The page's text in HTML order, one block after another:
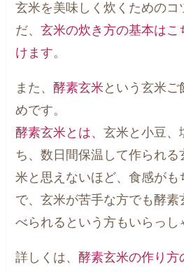
玄米を美味しく炊くためのコ
だ、玄米の炊き方の基本は
けます。
また、 酵素玄米 という玄米
めです。
酵素玄米とは、玄米と小豆、
ち、数日間保温して作られ
米と思えないほど、食感が
で、玄米が苦手な方でも酵素
べられるという方もいらっし
詳しくは、 酵素玄米の作り方